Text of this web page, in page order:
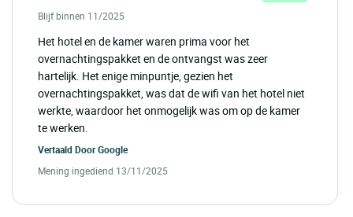
Blijf binnen 11/2025
Het hotel en de kamer waren prima voor het
overnachtingspakket en de ontvangst was zeer
hartelijk. Het enige minpuntje, gezien het
overnachtingspakket, was dat de wifi van het hotel niet
werkte, waardoor het onmogelijk was om op de kamer
te werken.
Vertaald DoorGoogle
Mening ingediend 13/11/2025